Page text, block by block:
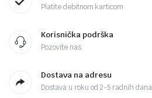
Platite debitnom karticom
Korisnička podrška
Pozovite nas
Dostava na adresu
Dostava u roku od 2-5 radnih dana